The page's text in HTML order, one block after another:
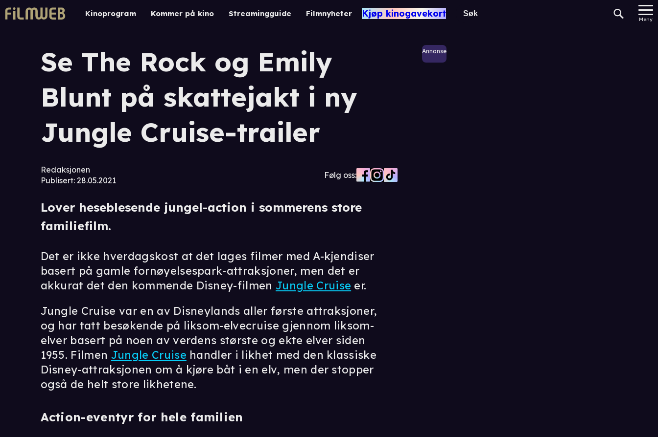
Kinoprogram Kommer på kino Streamingguide Filmnyheter Kjøp kinogavekort
Meny
Se The Rock og Emily
Blunt på skattejakt i ny
Jungle Cruise-trailer
Redaksjonen
Publisert: 28.05.2021
Følg oss:
Lover heseblesende jungel-action i sommerens store
familiefilm.
Annonse
Det er ikke hverdagskost at det lages filmer med A-kjendiser
basert på gamle fornøyelsespark-attraksjoner, men det er
akkurat det den kommende Disney-filmen Jungle Cruise er.
Jungle Cruise var en av Disneylands aller første attraksjoner,
og har tatt besøkende på liksom-elvecruise gjennom liksom-
elver basert på noen av verdens største og ekte elver siden
1955. Filmen Jungle Cruise handler i likhet med den klassiske
Disney-attraksjonen om å kjøre båt i en elv, men der stopper
også de helt store likhetene.
Action-eventyr for hele familien